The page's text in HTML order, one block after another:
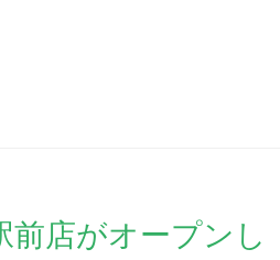
前店がオープンし